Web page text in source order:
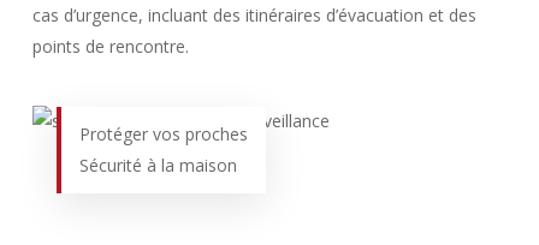
cas d’urgence, incluant des itinéraires d’évacuation et des
points de rencontre.
Protéger vos proches
Sécurité à la maison